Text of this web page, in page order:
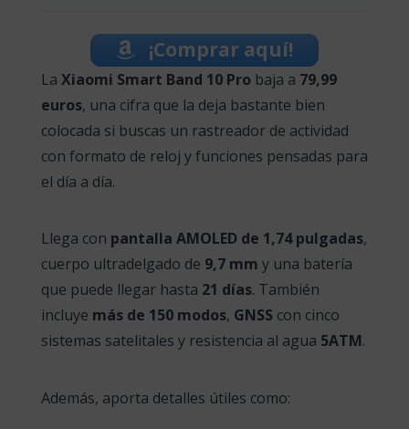
¡Comprar aquí!
La Xiaomi Smart Band 10 Probaja a 79,99
euros, una cifra que la deja bastante bien
colocada si buscas un rastreador de actividad
con formato de reloj y funciones pensadas para
el día a día.
Llega con pantalla AMOLED de 1,74 pulgadas,
cuerpo ultradelgado de 9,7 mm y una batería
que puede llegar hasta 21 días. También
incluye más de 150 modos, GNSScon cinco
sistemas satelitales y resistencia al agua 5ATM.
Además, aporta detalles útiles como: